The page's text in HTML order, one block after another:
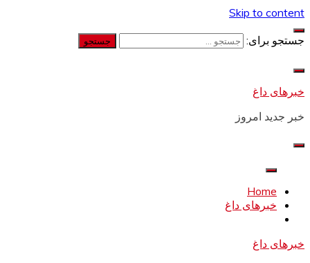
Skip to content
جستجو برای:
خبرهای داغ
خبر جدید امروز
Home
خبرهای داغ
خبرهای داغ